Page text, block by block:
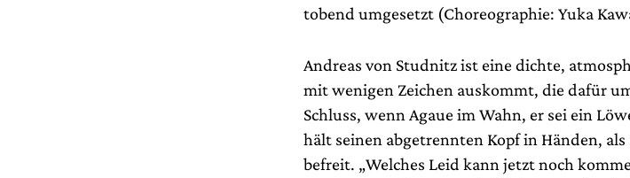
tobend umgesetzt (Choreographie: Yuka
Andreas von Studnitz ist eine dichte,
mit wenigen Zeichen auskommt, die dafür
Schluss, wenn Agaue im Wahn, er sei ein
hält seinen abgetrennten Kopf in Händen,
befreit. „Welches Leid kann jetzt noch